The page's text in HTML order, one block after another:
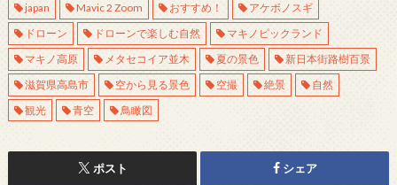
japan
Mavic 2 Zoom おすすめ！
アケボノスギ
ドローン
ドローンで楽しむ自然
マキノピックランド
マキノ高原
メタセコイア並木 夏の景色
新日本街路樹百景
滋賀県高島市
空から見る景色 空撮 絶景
自然
観光
青空 鳥瞰図
ポスト シェア